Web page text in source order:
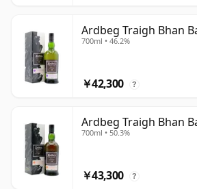
Ardbeg Traigh Bhan
700ml • 46.2%
￥42,300 ?
Ardbeg Traigh Bhan
700ml • 50.3%
￥43,300 ?